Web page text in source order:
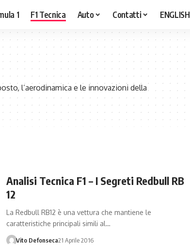
1 F1 Tecnica Auto Contatti ENGLISH
l’aerodinamica e le innovazioni della
Analisi Tecnica F1 – I Segreti Redbull RB
12
La Redbull RB12 è una vettura che mantiene le
caratteristiche principali simili al…
Vito Defonseca21 Aprile 2016